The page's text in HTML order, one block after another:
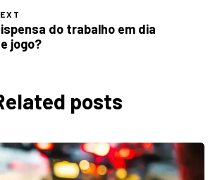
do trabalho em dia
jogo?
posts